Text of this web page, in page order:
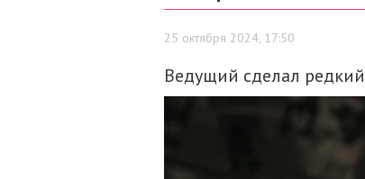
25 октября 2024, 17:50
Ведущий сделал